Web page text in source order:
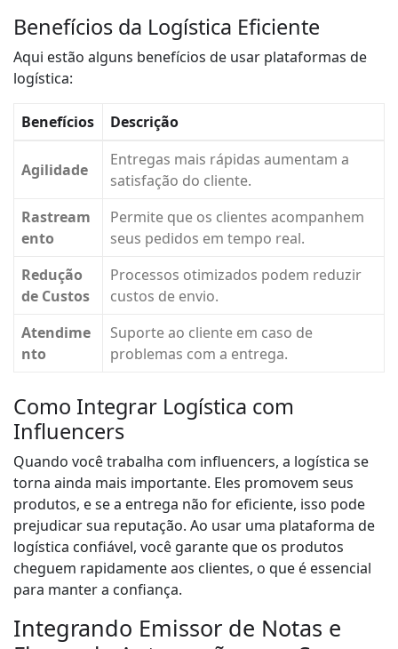
Benefícios da Logística Eficiente
Aqui estão alguns benefícios de usar plataformas de
logística:
Benefícios Descrição
Agilidade
Entregas mais rápidas aumentam a
satisfação do cliente.
Rastream
ento
Permite que os clientes acompanhem
seus pedidos em tempo real.
Redução
de Custos
Processos otimizados podem reduzir
custos de envio.
Atendime
nto
Suporte ao cliente em caso de
problemas com a entrega.
Como Integrar Logística com
Influencers
Quando você trabalha com influencers, a logística se
torna ainda mais importante. Eles promovem seus
produtos, e se a entrega não for eficiente, isso pode
prejudicar sua reputação. Ao usar uma plataforma de
logística confiável, você garante que os produtos
cheguem rapidamente aos clientes, o que é essencial
para manter a confiança.
Integrando Emissor de Notas e